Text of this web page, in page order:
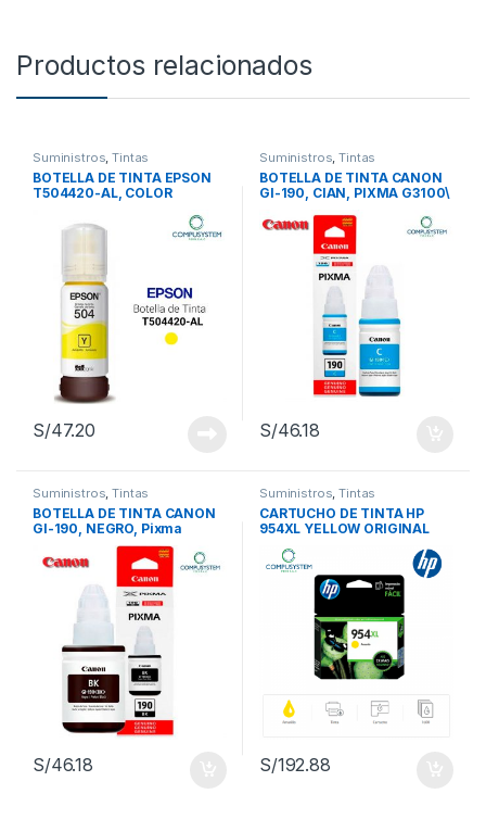
Productos relacionados
Suministros,Tintas
BOTELLA DE TINTA EPSON
T504420-AL, COLOR
70ML.
S/47.20
Suministros,Tintas
BOTELLA DE TINTA CANON
GI-190, CIAN, PIXMA G3100\
S/46.18
Suministros,Tintas
BOTELLA DE TINTA CANON
GI-190, NEGRO, Pixma
G3100\ G2100\ G1100
S/46.18
Suministros,Tintas
CARTUCHO DE TINTA HP
954XL YELLOW ORIGINAL
S/192.88